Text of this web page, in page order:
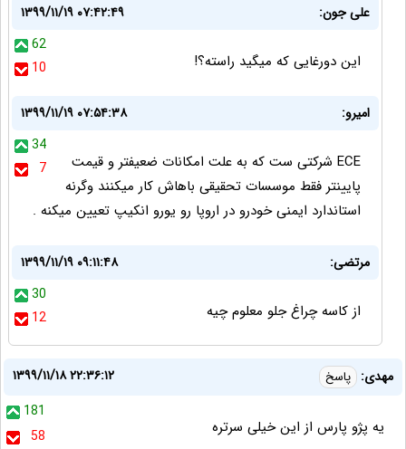
علی جون:
۱۳۹۹/۱۱/۱۹ ۰۷:۴۲:۴۹
62
10
این دورغایی که میگید راسته؟!
امیرو:
۱۳۹۹/۱۱/۱۹ ۰۷:۵۴:۳۸
34
7
ECE شرکتی ست که به علت امکانات ضعیفتر و قیمت
پایینتر فقط موسسات تحقیقی باهاش کار میکنند وگرنه
استاندارد ایمنی خودرو در اروپا رو یورو انکیپ تعیین میکنه .
مرتضی:
۱۳۹۹/۱۱/۱۹ ۰۹:۱۱:۴۸
30
12
از کاسه چراغ جلو معلوم چیه
مهدی: پاسخ
۱۳۹۹/۱۱/۱۸ ۲۲:۳۶:۱۲
181
58
یه پژو پارس از این خیلی سرتره